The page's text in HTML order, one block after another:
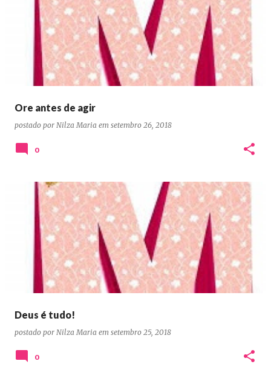
Ore antes de agir
postado por Nilza Maria em setembro 26, 2018
0
Deus é tudo!
postado por Nilza Maria em setembro 25, 2018
0